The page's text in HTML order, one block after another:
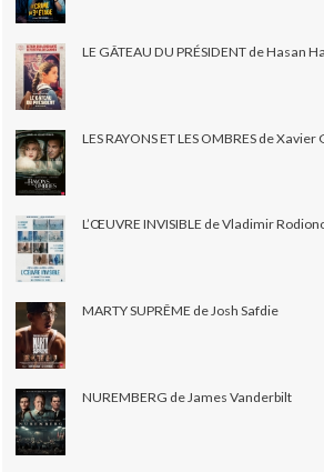
LE GÂTEAU DU PRÉSIDENT de Hasan
LES RAYONS ET LES OMBRES de
L’ŒUVRE INVISIBLE de Vladimir
MARTY SUPRÊME de Josh Safdie
NUREMBERG de James Vanderbilt